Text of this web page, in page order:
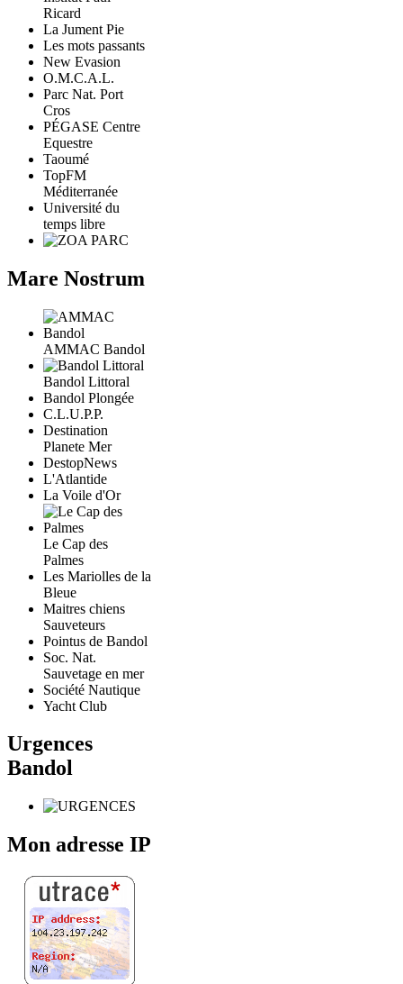
Ricard
La Jument Pie
Les mots passants
New Evasion
O.M.C.A.L.
Parc Nat. Port
Cros
PÉGASE Centre
Equestre
Taoumé
TopFM
Méditerranée
Université du
temps libre
Mare Nostrum
AMMAC Bandol
Bandol Littoral
Bandol Plongée
C.L.U.P.P.
Destination
Planete Mer
DestopNews
L'Atlantide
La Voile d'Or
Le Cap des
Palmes
Les Mariolles de la
Bleue
Maitres chiens
Sauveteurs
Pointus de Bandol
Soc. Nat.
Sauvetage en mer
Société Nautique
Yacht Club
Urgences
Bandol
Mon adresse IP